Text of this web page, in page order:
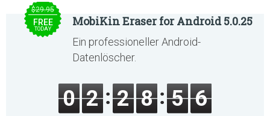
$29.95
FREE
TODAY
MobiKin Eraser for Android 5.0.25
Ein professioneller Android-
Datenlöscher.
0 2 2 8 5 6